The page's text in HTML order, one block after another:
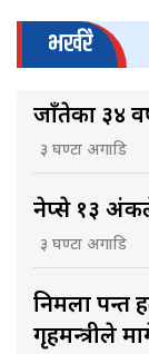
भर्खरै
जाँतेका ३४
३ घण्टा अगाडि
नेप्से १३
३ घण्टा अगाडि
निर्मला पन्त
गृहमन्त्रीले